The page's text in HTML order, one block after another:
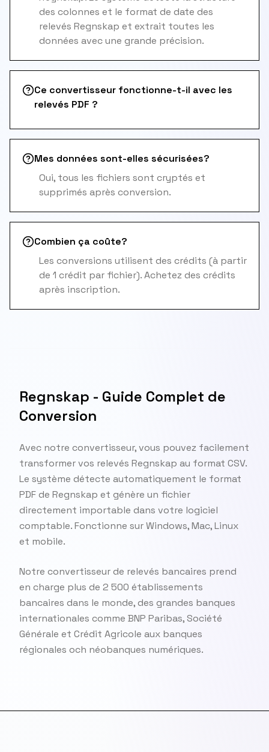
des colonnes et le format de date des
relevés Regnskap et extrait toutes les
données avec une grande précision.
Ce convertisseur fonctionne-t-il avec les
relevés PDF ?
Mes données sont-elles sécurisées?
Oui, tous les fichiers sont cryptés et
supprimés après conversion.
Combien ça coûte?
Les conversions utilisent des crédits (à partir
de 1 crédit par fichier). Achetez des crédits
après inscription.
Regnskap - Guide Complet de
Conversion
Avec notre convertisseur, vous pouvez facilement
transformer vos relevés Regnskap au format CSV.
Le système détecte automatiquement le format
PDF de Regnskap et génère un fichier
directement importable dans votre logiciel
comptable. Fonctionne sur Windows, Mac, Linux
et mobile.
Notre convertisseur de relevés bancaires prend
en charge plus de 2 500 établissements
bancaires dans le monde, des grandes banques
internationales comme BNP Paribas, Société
Générale et Crédit Agricole aux banques
régionales och néobanques numériques.